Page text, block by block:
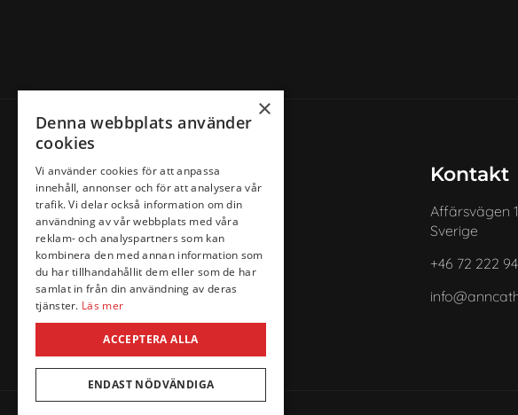
Information
Personlig service
Om oss
Hitta till oss
Kontakta oss
Köpvillkor
Cookies
Kontakt
Affärsvägen
Sverige
+46 72 222
×
Denna webbplats använder
cookies
Vi använder cookies för att anpassa
innehåll, annonser och för att analysera vår
trafik. Vi delar också information om din
användning av vår webbplats med våra
reklam- och analyspartners som kan
kombinera den med annan information som
du har tillhandahållit dem eller som de har
samlat in från din användning av deras
tjänster. Läs mer
ACCEPTERA ALLA
ENDAST NÖDVÄNDIGA